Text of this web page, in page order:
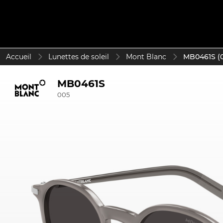
Accueil Lunettes de soleil Mont Blanc MB0461S
MB0461S
005